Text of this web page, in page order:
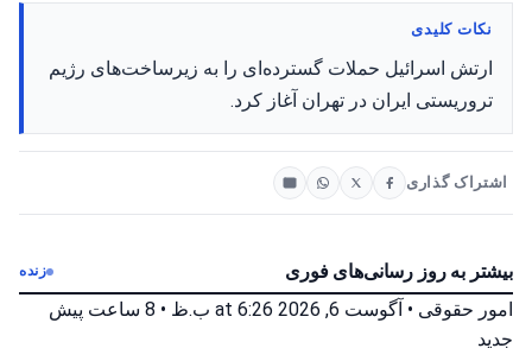
نکات کلیدی
ارتش اسرائیل حملات گسترده‌ای را به زیرساخت‌های رژیم
تروریستی ایران در تهران آغاز کرد.
اشتراک گذاری
بیشتر به روز رسانی‌های فوری زنده
امور حقوقی • آگوست 6, 2026 at 6:26 ب.ظ • 8 ساعت پیش
جدید